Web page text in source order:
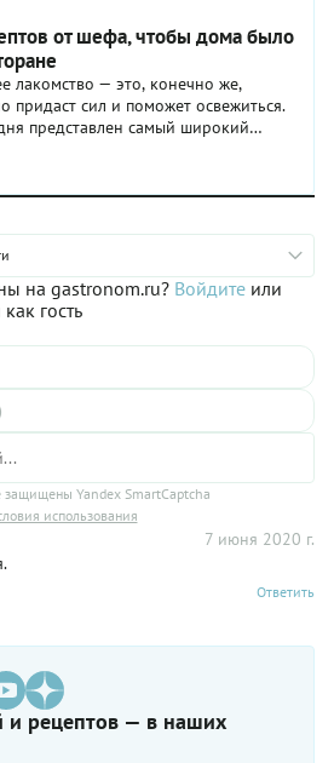
от шефа, чтобы дома было
лакомство — это, конечно же,
придаст сил и поможет освежиться.
представлен самый широкий
нет ничего вкуснее
своими руками. Тем более, в
что оно сделано только
Рецептами мороженого,
в домашних условиях,
Folk Родион Емельянов.
на gastronom.ru? Войдите или
гость
Yandex SmartCaptcha
использования
7 июня 2020 г.
Ответить
рецептов — в наших